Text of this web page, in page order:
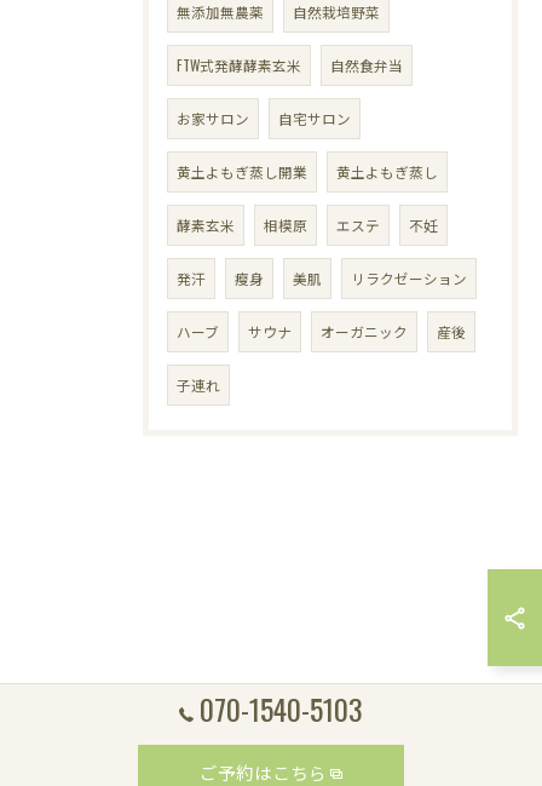
無添加無農薬 自然栽培野菜
FTW式発酵酵素玄米 自然食弁当
お家サロン 自宅サロン
黄土よもぎ蒸し開業 黄土よもぎ蒸し
酵素玄米 相模原 エステ 不妊
発汗 瘦身 美肌 リラクゼーション
ハーブ サウナ オーガニック 産後
子連れ
070-1540-5103
ご予約はこちら